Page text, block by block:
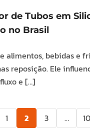
de Tubos em
no Brasil
alimentos, bebidas e
reposição. Ele
e […]
1 2 3 … 10